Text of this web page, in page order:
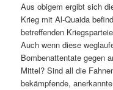
Aus obigem ergibt sich
Krieg mit Al-Quaida
betreffenden
Auch wenn diese
Bombenattentate gegen
Mittel? Sind all die
bekämpfende,